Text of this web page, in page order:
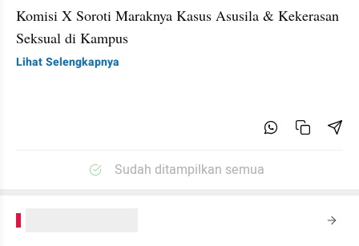
Komisi X Soroti Maraknya Kasus Asusila & Kekerasan
Seksual di Kampus
Lihat Selengkapnya
Sudah ditampilkan semua